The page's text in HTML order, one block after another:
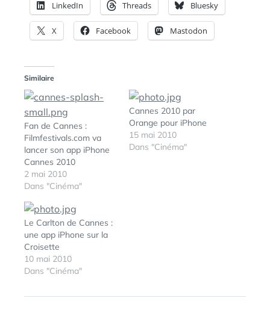
LinkedIn Threads Bluesky
X Facebook Mastodon
Similaire
Fan de Cannes :
Filmfestivals.com va
lancer son app iPhone
Cannes 2010
2 mai 2010
Dans "Cinéma"
Cannes 2010 par
Orange pour iPhone
15 mai 2010
Dans "Cinéma"
Le Carlton de Cannes :
une app iPhone sur la
Croisette
10 mai 2010
Dans "Cinéma"
ÉTIQUETTES :
APP CANNES,
FESTIVAL-